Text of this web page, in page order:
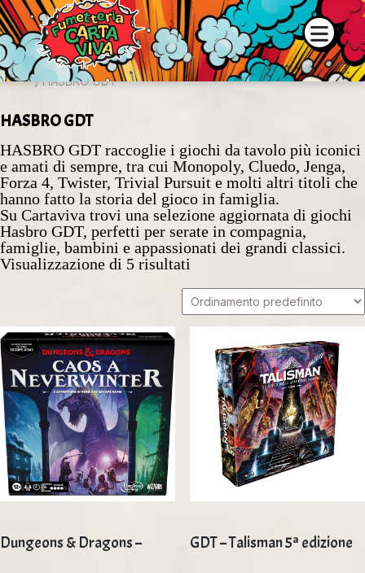
e la disponibilità dei prodotti contattaci su WhatsApp o
Home/ HASBRO GDT
HASBRO GDT
HASBRO GDT raccoglie i giochi da tavolo più iconici
e amati di sempre, tra cui Monopoly, Cluedo, Jenga,
Forza 4, Twister, Trivial Pursuit e molti altri titoli che
hanno fatto la storia del gioco in famiglia.
Su Cartaviva trovi una selezione aggiornata di giochi
Hasbro GDT, perfetti per serate in compagnia,
famiglie, bambini e appassionati dei grandi classici.
Visualizzazione di 5 risultati
Dungeons & Dragons – GDT – Talisman 5ª edizione